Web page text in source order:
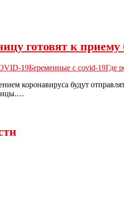
готовят к
19Беременные с covid-19Где
коронавируса будут